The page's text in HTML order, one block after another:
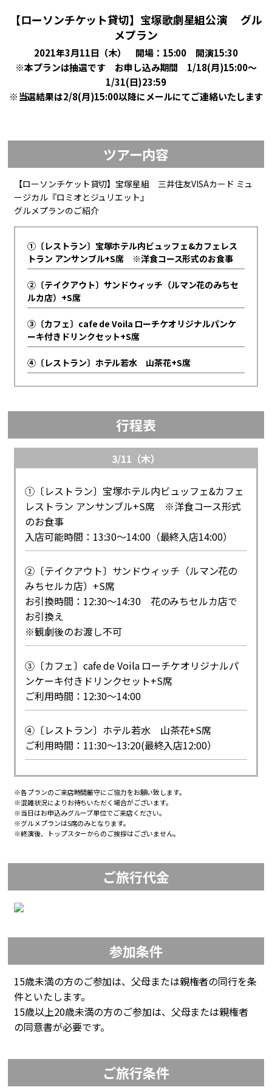
【ローソンチケット貸切】宝塚歌劇星組公演 グル
メプラン
2021年3月11日（木） 開場：15:00 開演15:30
※本プランは抽選です お申し込み期間 1/18(月)15:00～
1/31(日)23:59
※当選結果は2/8(月)15:00以降にメールにてご連絡いたします
ツアー内容
【ローソンチケット貸切】宝塚星組 三井住友VISAカード ミュ
ージカル『ロミオとジュリエット』
グルメプランのご紹介
①〔レストラン〕宝塚ホテル内ビュッフェ&カフェレス
トラン アンサンブル+S席 ※洋食コース形式のお食事
②〔テイクアウト〕サンドウィッチ（ルマン花のみちセ
ルカ店）+S席
③〔カフェ〕cafe de Voila ローチケオリジナルパンケ
ーキ付きドリンクセット+S席
④〔レストラン〕ホテル若水 山茶花+S席
行程表
3/11（木）
①〔レストラン〕宝塚ホテル内ビュッフェ&カフェ
レストラン アンサンブル+S席 ※洋食コース形式
のお食事
入店可能時間：13:30～14:00（最終入店14:00）
②〔テイクアウト〕サンドウィッチ（ルマン花の
みちセルカ店）+S席
お引換時間：12:30～14:30 花のみちセルカ店で
お引換え
※観劇後のお渡し不可
③〔カフェ〕cafe de Voila ローチケオリジナルパ
ンケーキ付きドリンクセット+S席
ご利用時間：12:30～14:00
④〔レストラン〕ホテル若水 山茶花+S席
ご利用時間：11:30～13:20(最終入店12:00）
※各プランのご来店時間厳守にご協力をお願い致します。
※混雑状況によりお待ちいただく場合がございます。
※当日はお申込みグループ単位でご来店ください。
※グルメプランはS席のみとなります。
※終演後、トップスターからのご挨拶はございません。
ご旅行代金
参加条件
15歳未満の方のご参加は、父母または親権者の同行を条
件といたします。
15歳以上20歳未満の方のご参加は、父母または親権者
の同意書が必要です。
ご旅行条件